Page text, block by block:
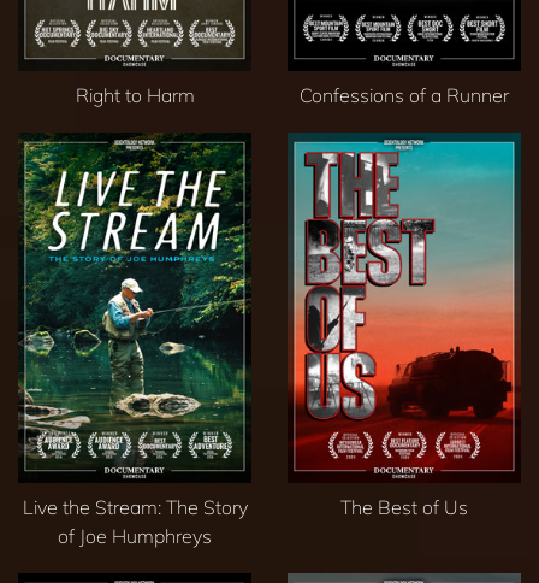
Right to Harm Confessions of a Runner
Live the Stream: The Story
of Joe Humphreys
The Best of Us